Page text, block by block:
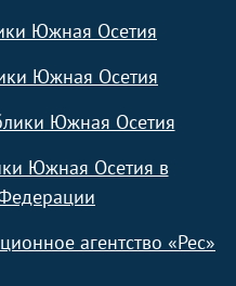
Южная Осетия
Южная Осетия
Южная Осетия
Южная Осетия в
агентство «Рес»